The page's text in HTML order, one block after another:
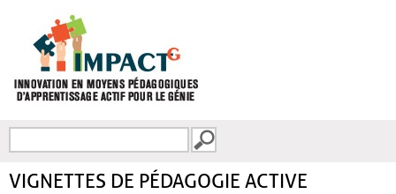
FORMULAIRE DE
VIGNETTES DE PÉDAGOGIE ACTIVE